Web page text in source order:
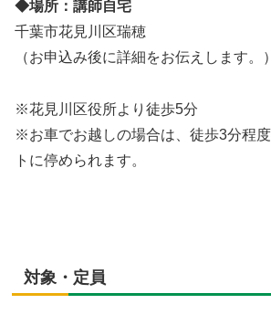
◆場所：講師自宅
千葉市花見川区瑞穂
（お申込み後に詳細をお伝えします。）
※花見川区役所より徒歩5分
※お車でお越しの場合は、徒歩3分程
トに停められます。
対象・定員